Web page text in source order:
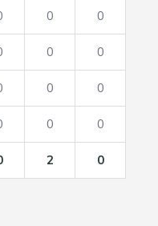
0 0
0 0
0 0
0 0
2 0